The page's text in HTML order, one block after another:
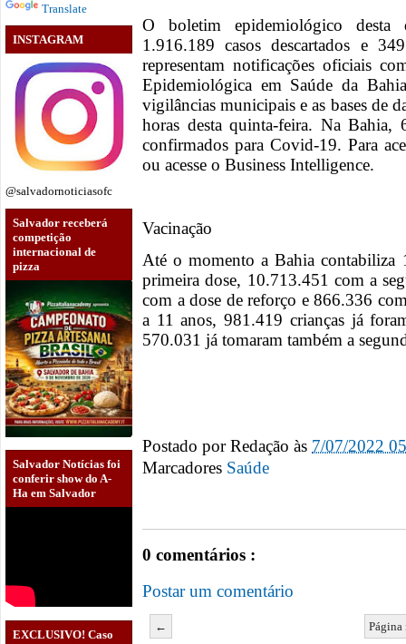
Translate
INSTAGRAM
@salvadornoticiasofc
Salvador receberá
competição
internacional de
pizza
Salvador Notícias foi
conferir show do A-
Ha em Salvador
EXCLUSIVO! Caso
O boletim epidemiológico desta
1.916.189 casos descartados e
representam notificações oficiais
Epidemiológica em Saúde da
vigilâncias municipais e as bases de
horas desta quinta-feira. Na Bahia,
confirmados para Covid-19. Para
ou acesse o Business Intelligence.
Vacinação
Até o momento a Bahia contabiliza
primeira dose, 10.713.451 com a
com a dose de reforço e 866.336
a 11 anos, 981.419 crianças já
570.031 já tomaram também a
Postado porRedação às 7/07/2022
Marcadores Saúde
0 comentários :
Postar um comentário
←